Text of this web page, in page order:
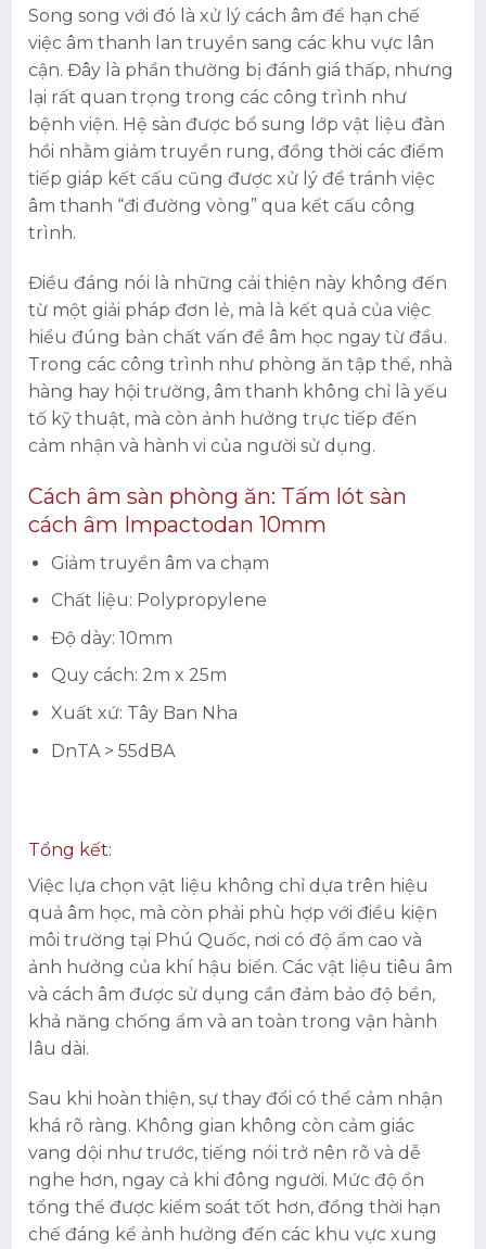
Song song với đó là xử lý cách âm để hạn chế
việc âm thanh lan truyền sang các khu vực lân
cận. Đây là phần thường bị đánh giá thấp, nhưng
lại rất quan trọng trong các công trình như
bệnh viện. Hệ sàn được bổ sung lớp vật liệu đàn
hồi nhằm giảm truyền rung, đồng thời các điểm
tiếp giáp kết cấu cũng được xử lý để tránh việc
âm thanh “đi đường vòng” qua kết cấu công
trình.
Điều đáng nói là những cải thiện này không đến
từ một giải pháp đơn lẻ, mà là kết quả của việc
hiểu đúng bản chất vấn đề âm học ngay từ đầu.
Trong các công trình như phòng ăn tập thể, nhà
hàng hay hội trường, âm thanh không chỉ là yếu
tố kỹ thuật, mà còn ảnh hưởng trực tiếp đến
cảm nhận và hành vi của người sử dụng.
Cách âm sàn phòng ăn: Tấm lót sàn
cách âm Impactodan 10mm
Giảm truyền âm va chạm
Chất liệu: Polypropylene
Độ dày: 10mm
Quy cách: 2m x 25m
Xuất xứ: Tây Ban Nha
DnTA > 55dBA
Tổng kết:
Việc lựa chọn vật liệu không chỉ dựa trên hiệu
quả âm học, mà còn phải phù hợp với điều kiện
môi trường tại Phú Quốc, nơi có độ ẩm cao và
ảnh hưởng của khí hậu biển. Các vật liệu tiêu âm
và cách âm được sử dụng cần đảm bảo độ bền,
khả năng chống ẩm và an toàn trong vận hành
lâu dài.
Sau khi hoàn thiện, sự thay đổi có thể cảm nhận
khá rõ ràng. Không gian không còn cảm giác
vang dội như trước, tiếng nói trở nên rõ và dễ
nghe hơn, ngay cả khi đông người. Mức độ ồn
tổng thể được kiểm soát tốt hơn, đồng thời hạn
chế đáng kể ảnh hưởng đến các khu vực xung